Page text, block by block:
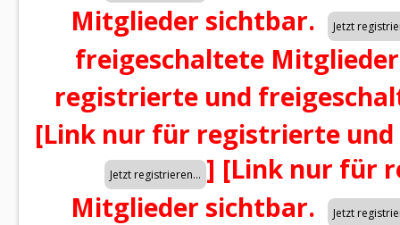
Mitglieder sichtbar.
freigeschaltete
registrierte und
[Link nur für registrierte
] [Link nur für
Mitglieder sichtbar.